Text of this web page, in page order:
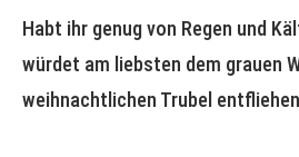
Habt ihr genug von Regen und
würdet am liebsten dem grauen
weihnachtlichen Trubel